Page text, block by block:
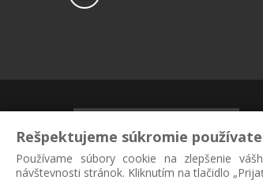
Rešpektujeme súkromie
Používame súbory cookie na zlepšenie
návštevnosti stránok. Kliknutím na tlačidlo